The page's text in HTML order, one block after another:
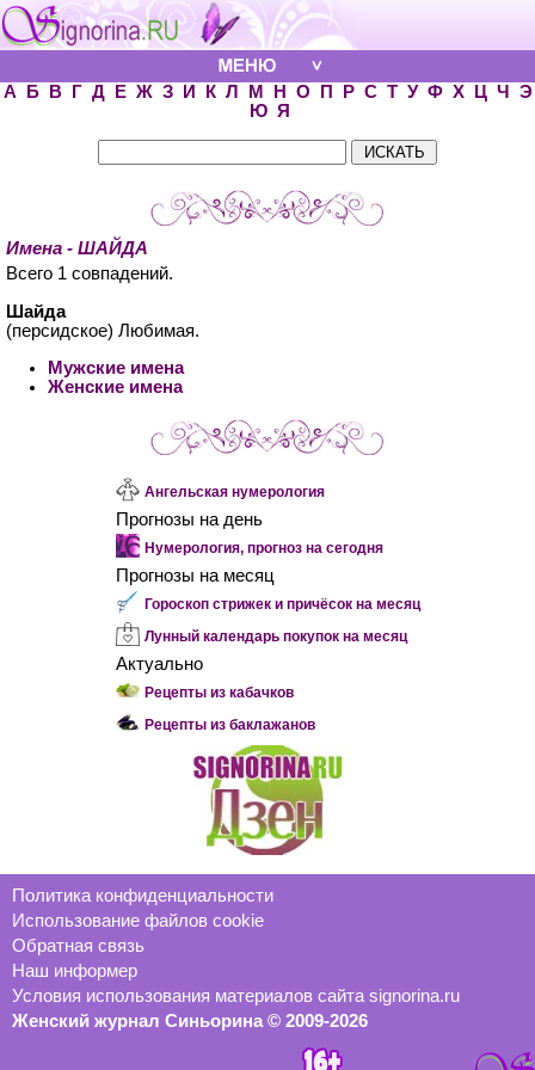
А Б В Г Д Е Ж З И К Л М Н О П Р С Т У Ф Х Ц Ч
Э
Ю Я
Имена - ШАЙДА
Всего 1 совпадений.
Шайда
(персидское) Любимая.
Мужские имена
Женские имена
Ангельская нумерология
Прогнозы на день
Нумерология, прогноз на сегодня
Прогнозы на месяц
Гороскоп стрижек и причёсок на месяц
Лунный календарь покупок на месяц
Актуально
Рецепты из кабачков
Рецепты из баклажанов
Политика конфиденциальности
Использование файлов cookie
Обратная связь
Наш информер
Условия использования материалов сайта signorina.ru
Женский журнал Синьорина © 2009-2026